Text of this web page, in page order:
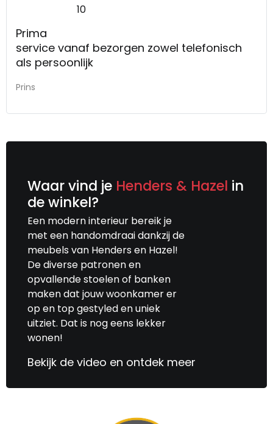
10
Prima
service vanaf bezorgen zowel telefonisch
als persoonlijk
Prins
Waar vind je Henders & Hazel in
de winkel?
Een modern interieur bereik je
met een handomdraai dankzij de
meubels van Henders en Hazel!
De diverse patronen en
opvallende stoelen of banken
maken dat jouw woonkamer er
op en top gestyled en uniek
uitziet. Dat is nog eens lekker
wonen!
Bekijk de video en ontdek meer